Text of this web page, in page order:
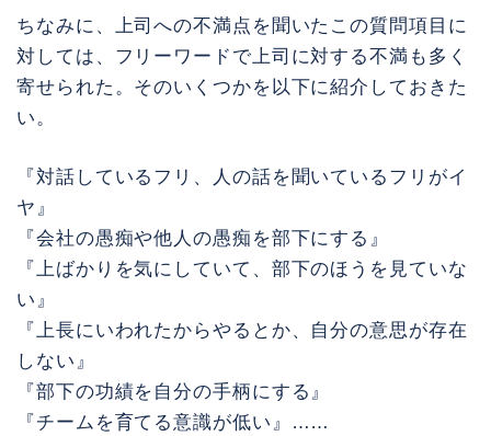
ちなみに、上司への不満点を聞いたこの質問項目に
対しては、フリーワードで上司に対する不満も多く
寄せられた。そのいくつかを以下に紹介しておきた
い。
『対話しているフリ、人の話を聞いているフリがイ
ヤ』
『会社の愚痴や他人の愚痴を部下にする』
『上ばかりを気にしていて、部下のほうを見ていな
い』
『上長にいわれたからやるとか、自分の意思が存在
しない』
『部下の功績を自分の手柄にする』
『チームを育てる意識が低い』……